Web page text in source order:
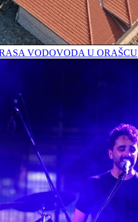
VODOVODA U ORAŠCU